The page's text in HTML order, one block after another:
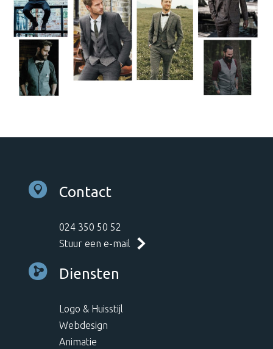
Contact
024 350 50 52
Stuur een e-mail
Diensten
Logo & Huisstijl
Webdesign
Animatie